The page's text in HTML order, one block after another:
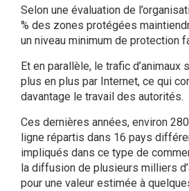
Selon une évaluation de
% des zones protégées
un niveau minimum de protection
Et en parallèle, le trafic d’animaux
plus en plus par Internet, ce qui
davantage le travail des autorités.
Ces dernières années, environ
ligne répartis dans 16 pays
impliqués dans ce type de
la diffusion de plusieurs milliers
pour une valeur estimée à